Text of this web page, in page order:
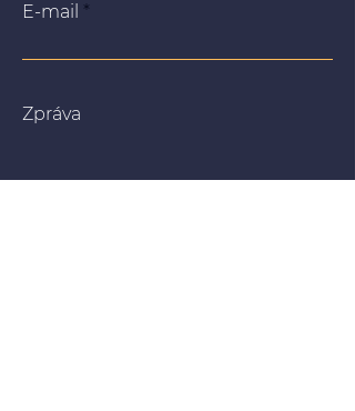
E-mail
Zpráva